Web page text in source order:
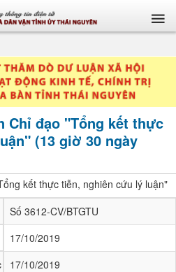
Chỉ đạo "Tổng kết thực
(13 giờ 30 ngày
kết thực tiễn, nghiên cứu lý luận"
Số 3612-CV/BTGTU
17/10/2019
17/10/2019